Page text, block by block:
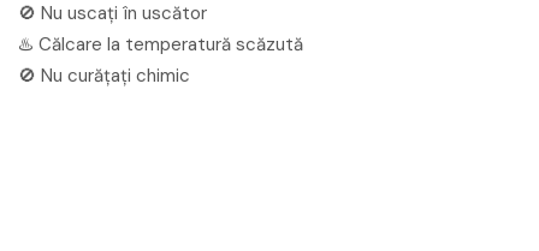
🚫 Nu uscați în uscător
♨️ Călcare la temperatură scăzută
🚫 Nu curățați chimic